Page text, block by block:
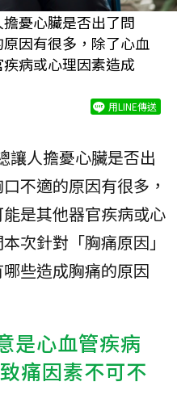
憂心臟是否出了問
因有很多，除了心血
病或心理因素造成
用LINE傳送
讓人擔憂心臟是否出
不適的原因有很多，
是其他器官疾病或心
次針對「胸痛原因」
些造成胸痛的原因
是心血管疾病
痛因素不可不